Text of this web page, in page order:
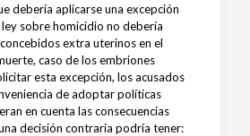
debería aplicarse una excepción
sobre homicidio no debería
extra uterinos en el
caso de los embriones
esta excepción, los acusados
de adoptar políticas
en cuenta las consecuencias
decisión contraria podría tener: